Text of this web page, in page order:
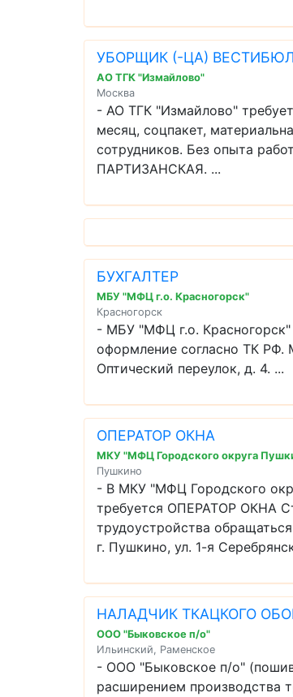
УБОРЩИК (-ЦА)
АО ТГК "Измайлово"
Москва
- АО ТГК "Измайлово"
месяц, соцпакет,
сотрудников. Без опыта
ПАРТИЗАНСКАЯ. ...
БУХГАЛТЕР
МБУ "МФЦ г.о. Красногорск"
Красногорск
- МБУ "МФЦ г.о. Красногорск"
оформление согласно ТК
Оптический переулок, д. 4. ...
ОПЕРАТОР ОКНА
МКУ "МФЦ Городского округа
Пушкино
- В МКУ "МФЦ Городского
требуется ОПЕРАТОР ОКНА
трудоустройства
г. Пушкино, ул. 1-я
НАЛАДЧИК ТКАЦКОГО
ООО "Быковское п/о"
Ильинский, Раменское
- ООО "Быковское п/о"
расширением